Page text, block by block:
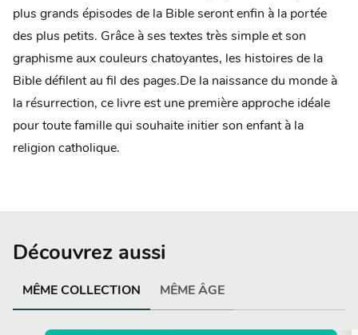
plus grands épisodes de la Bible seront enfin à la portée
des plus petits. Grâce à ses textes très simple et son
graphisme aux couleurs chatoyantes, les histoires de la
Bible défilent au fil des pages.De la naissance du monde à
la résurrection, ce livre est une première approche idéale
pour toute famille qui souhaite initier son enfant à la
religion catholique.
Découvrez aussi
MÊME COLLECTION MÊME ÂGE